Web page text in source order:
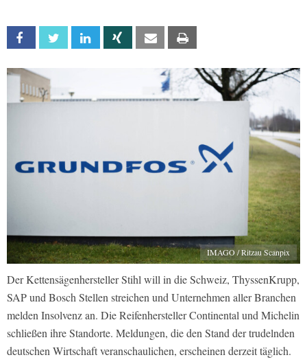
Facebook Twitter Linkedin Xing Email
IMAGO / Ritzau Scanpix
Der Kettensägenhersteller Stihl will in die Schweiz, ThyssenKrupp,
SAP und Bosch Stellen streichen und Unternehmen aller Branchen
melden Insolvenz an. Die Reifenhersteller Continental und Michelin
schließen ihre Standorte. Meldungen, die den Stand der trudelnden
deutschen Wirtschaft veranschaulichen, erscheinen derzeit täglich.